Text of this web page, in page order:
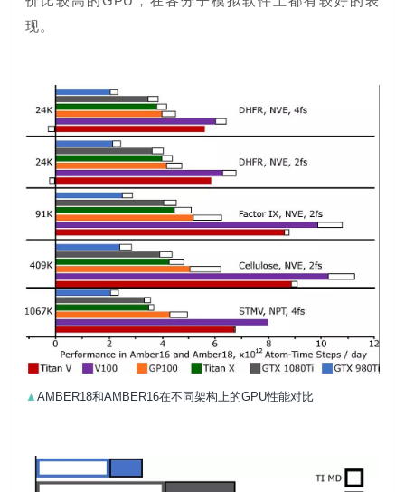
现。
▲AMBER18和AMBER16在不同架构上的GPU性能对比